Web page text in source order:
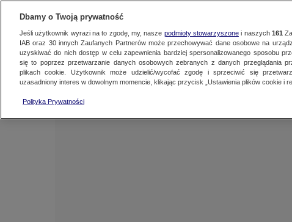
Dbamy o Twoją prywatność
Jeśli użytkownik wyrazi na to zgodę, my, nasze podmioty stowarzyszonei naszych 161
IAB oraz 30innych Zaufanych Partnerów może przechowywać dane osobowe na
uzyskiwać do nich dostęp w celu zapewnienia bardziej spersonalizowanego sposobu
się to poprzez przetwarzanie danych osobowych zebranych z danych przeglądania
plikach cookie. Użytkownik może udzielić/wycofać zgodę i sprzeciwić się
uzasadniony interes w dowolnym momencie, klikając przycisk „Ustawienia plików cookie i
Polityka Prywatności